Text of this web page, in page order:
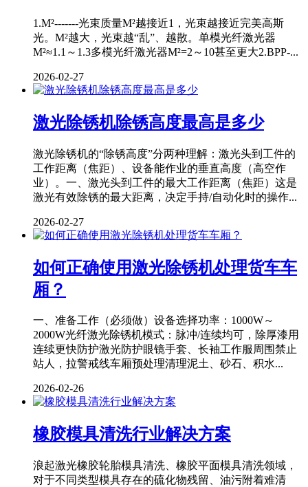
1.M²-------光束质量M²越接近1，光束越接近完美高斯
光。M²越大，光束越“乱”、越散。单模光纤激光器
M²≈1.1～1.3多模光纤激光器M²=2～10甚至更大2.BPP-...
2026-02-27
激光除锈机除锈高度最高是多少
激光除锈机的“除锈高度”分两种理解：激光头到工件的
工作距离（焦距）、设备能作业的垂直高度（高空作
业）。一、激光头到工件的最大工作距离（焦距）这是
激光有效除锈的最大距离，决定手持/自动化时的操作...
2026-02-27
如何正确使用激光除锈机处理货车车
厢？
一、准备工作（必须做）设备选择功率：1000W～
2000W光纤激光除锈机模式：脉冲/连续均可，除厚漆用
连续更快防护激光防护眼镜手套、长袖工作服周围禁止
站人，拉警戒线车厢预处理清理泥土、砂石、积水...
2026-02-26
橡胶模具清洗行业解决方案
浪起激光橡胶轮胎模具清洗、橡胶平面模具清洗领域，
对于不同类型模具存在的硫化物残留、油污附着难清